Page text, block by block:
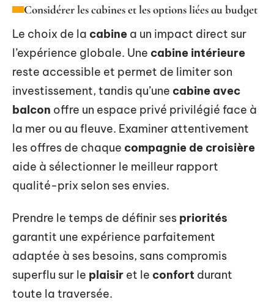
Considérer les cabines et les options liées au budget
Le choix de la cabine a un impact direct sur
l’expérience globale. Une cabine intérieure
reste accessible et permet de limiter son
investissement, tandis qu’une cabine avec
balcon offre un espace privé privilégié face à
la mer ou au fleuve. Examiner attentivement
les offres de chaque compagnie de croisière
aide à sélectionner le meilleur rapport
qualité-prix selon ses envies.
Prendre le temps de définir ses priorités
garantit une expérience parfaitement
adaptée à ses besoins, sans compromis
superflu sur le plaisir et le confort durant
toute la traversée.